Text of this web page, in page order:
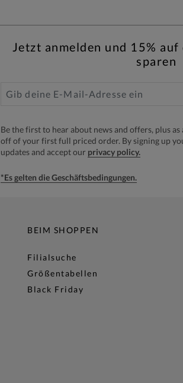
Jetzt anmelden und 15%
sparen
Be the first to hear about news and offers, plus
off of your first full priced order. By signing up
updates and accept our privacy policy.
*Es gelten die Geschäftsbedingungen.
BEIM SHOPPEN
Filialsuche
Größentabellen
Black Friday